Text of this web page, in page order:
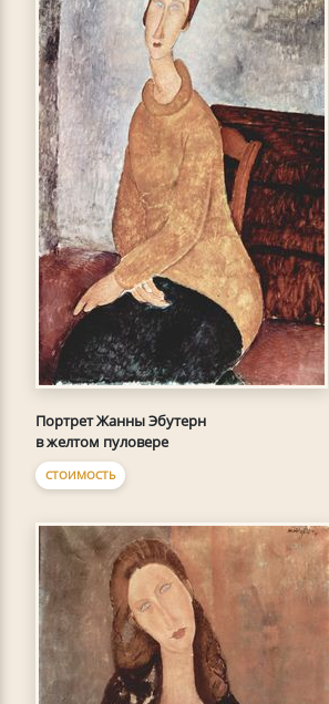
Портрет Жанны Эбутерн
в желтом пуловере
СТОИМОСТЬ